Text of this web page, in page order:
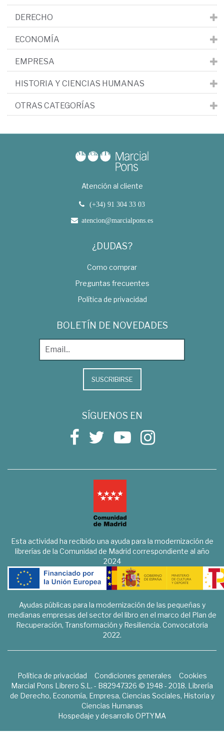
DERECHO
ECONOMÍA
EMPRESA
HISTORIA Y CIENCIAS HUMANAS
OTRAS CATEGORÍAS
Atención al cliente
(+34) 91 304 33 03
atencion@marcialpons.es
¿DUDAS?
Como comprar
Preguntas frecuentes
Política de privacidad
BOLETÍN DE NOVEDADES
SUSCRIBIRSE
SÍGUENOS EN
Esta actividad ha recibido una ayuda para la modernización de
librerías de la Comunidad de Madrid correspondiente al año
2024
Ayudas públicas para la modernización de las pequeñas y
medianas empresas del sector del libro en el marco del Plan de
Recuperación, Transformación y Resiliencia. Convocatoria
2022.
Política de privacidad Condiciones generales
Cookies
Marcial Pons Librero S.L. - B82947326 © 1948 - 2018. Librería
de Derecho, Economía, Empresa, Ciencias Sociales, Historia y
Ciencias Humanas
Hospedaje y desarrollo OPTYMA